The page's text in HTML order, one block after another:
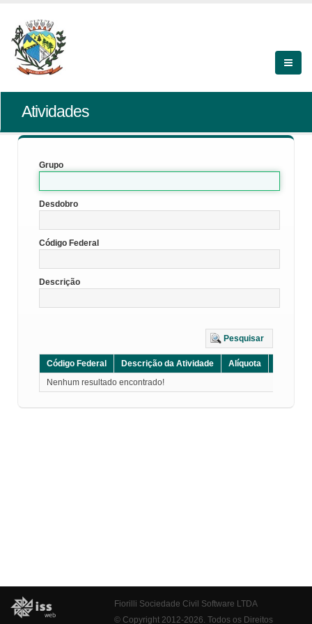
Atividades
Grupo
Desdobro
Código Federal
Descrição
Pesquisar
Código Federal Descrição da Atividade Alíquota
Nenhum resultado encontrado!
Fiorilli Sociedade Civil Software LTDA
© Copyright 2012-2026. Todos os Direitos